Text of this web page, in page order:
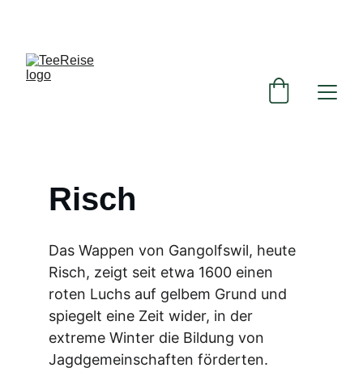
Risch
Das Wappen von Gangolfswil, heute
Risch, zeigt seit etwa 1600 einen
roten Luchs auf gelbem Grund und
spiegelt eine Zeit wider, in der
extreme Winter die Bildung von
Jagdgemeinschaften förderten.